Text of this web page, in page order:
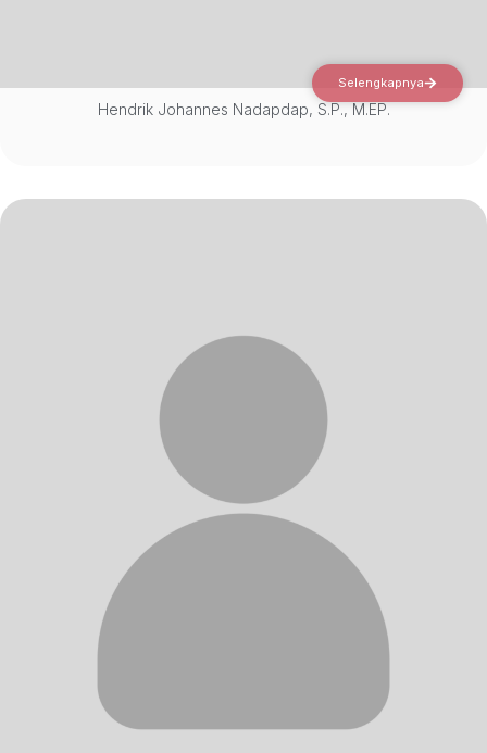
Selengkapnya
Hendrik Johannes Nadapdap, S.P., M.EP.